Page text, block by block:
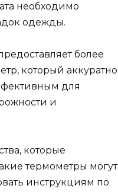
необходимо
одежды.
более
который аккуратно
для
и
которые
термометры могут
инструкциям по